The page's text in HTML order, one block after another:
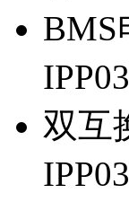
BMS
双互